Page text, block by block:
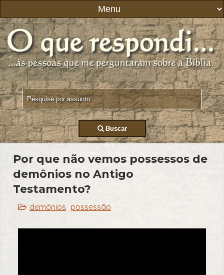
Buscar
Por que não vemos possessos de
demônios no Antigo
Testamento?
demônios, possessão